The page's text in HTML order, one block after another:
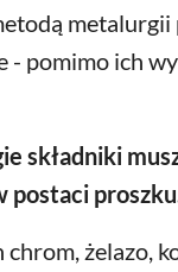
metalurgii
- pomimo ich
składniki
postaci
chrom, żelazo,